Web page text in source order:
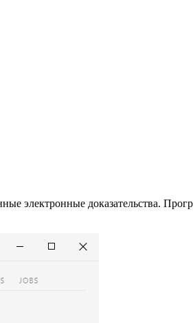
электронные доказательства.